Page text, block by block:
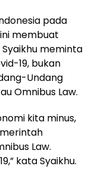
pada
membuat
meminta
19, bukan
Undang
Omnibus Law.
kita minus,
Law.
kata Syaikhu.